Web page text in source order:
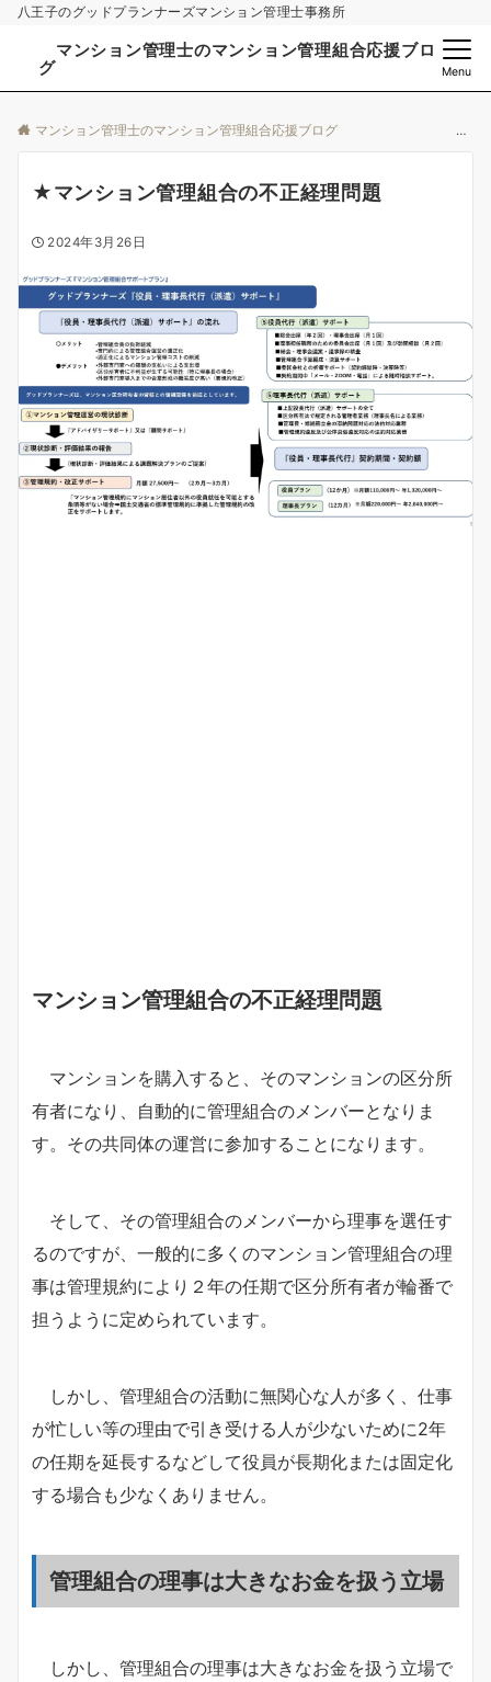
八王子のグッドプランナーズマンション管理士事務所
マンション管理士のマンション管理組合応援ブロ
グMenu
マンション管理士のマンション管理組合応援ブログ
★マンション管理組合の不正経理問題
2024年3月26日
マンション管理組合の不正経理問題
マンションを購入すると、そのマンションの区分所
有者になり、自動的に管理組合のメンバーとなりま
す。その共同体の運営に参加することになります。
そして、その管理組合のメンバーから理事を選任す
るのですが、一般的に多くのマンション管理組合の理
事は管理規約により２年の任期で区分所有者が輪番で
担うように定められています。
しかし、管理組合の活動に無関心な人が多く、仕事
が忙しい等の理由で引き受ける人が少ないために2年
の任期を延長するなどして役員が長期化または固定化
する場合も少なくありません。
管理組合の理事は大きなお金を扱う立場
しかし、管理組合の理事は大きなお金を扱う立場で